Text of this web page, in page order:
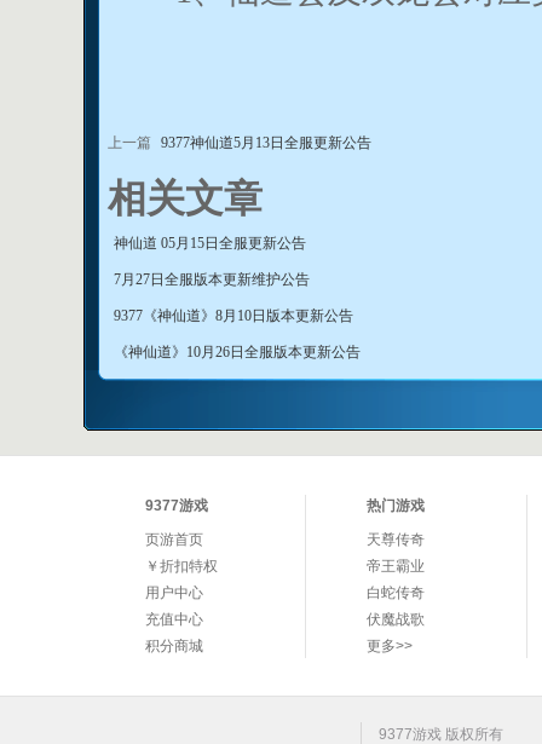
上一篇 9377神仙道5月13日全服更新公告
相关文章
神仙道 05月15日全服更新公告
7月27日全服版本更新维护公告
9377《神仙道》8月10日版本更新公告
《神仙道》10月26日全服版本更新公告
9377游戏
页游首页
￥折扣特权
用户中心
充值中心
积分商城
热门游戏
天尊传奇
帝王霸业
白蛇传奇
伏魔战歌
更多>>
9377游戏 版权所有